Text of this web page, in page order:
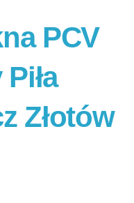
PCV
Złotów